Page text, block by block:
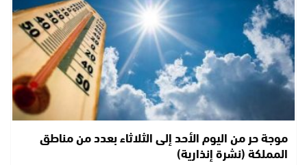
موجة حر من اليوم الأحد إلى الثلاثاء بعدد من مناطق
المملكة (نشرة إنذارية)